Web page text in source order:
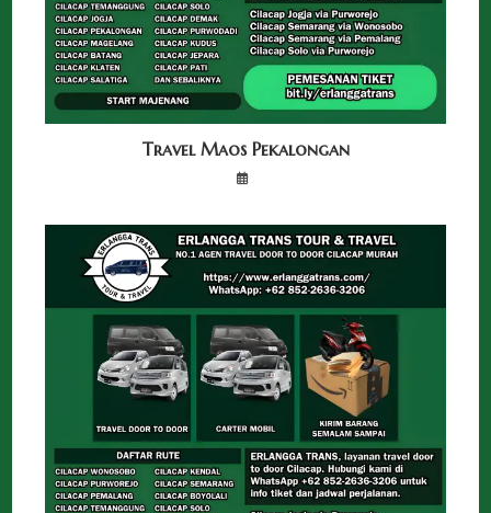
Travel Maos Pekalongan